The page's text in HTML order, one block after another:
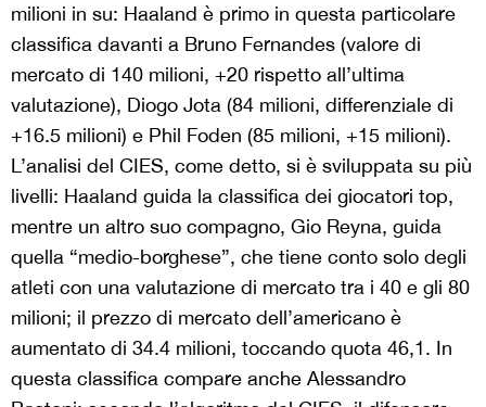
milioni in su: Haaland è primo in questa particolare
classifica davanti a Bruno Fernandes (valore di
mercato di 140 milioni, +20 rispetto all’ultima
valutazione), Diogo Jota (84 milioni, differenziale di
+16.5 milioni) e Phil Foden (85 milioni, +15 milioni).
L’analisi del CIES, come detto, si è sviluppata su più
livelli: Haaland guida la classifica dei giocatori top,
mentre un altro suo compagno, Gio Reyna, guida
quella “medio-borghese”, che tiene conto solo degli
atleti con una valutazione di mercato tra i 40 e gli 80
milioni; il prezzo di mercato dell’americano è
aumentato di 34.4 milioni, toccando quota 46,1. In
questa classifica compare anche Alessandro